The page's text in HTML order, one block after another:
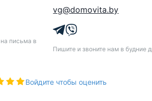
письма в
vg@domovita.by
Пишите и звоните нам в будние
Войдите чтобы оценить